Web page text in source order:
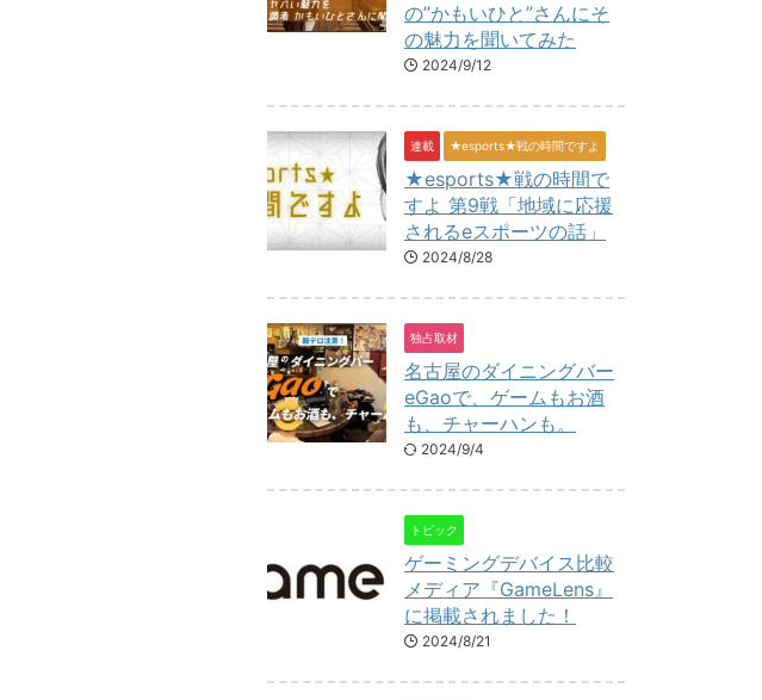
の”かもいひと”さんにそ
の魅力を聞いてみた
2024/9/12
連載 ★esports★戦の時間ですよ
★esports★戦の時間で
すよ 第9戦「地域に応援
されるeスポーツの話」
2024/8/28
独占取材
名古屋のダイニングバー
eGaoで、ゲームもお酒
も、チャーハンも。
2024/9/4
トピック
ゲーミングデバイス比較
メディア『GameLens』
に掲載されました！
2024/8/21